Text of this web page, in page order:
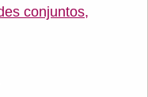
conjuntos,